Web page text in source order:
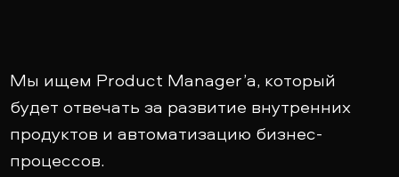
Мы ищем Product Manager’а, который
будет отвечать за развитие внутренних
продуктов и автоматизацию бизнес-
процессов.